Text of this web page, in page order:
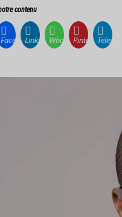
contenu
FacebookLinkedInWhatsAppPinterestTelegram